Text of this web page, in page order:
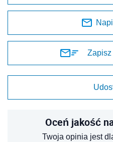
Zapisz
Oceń jakość
Twoja opinia jest